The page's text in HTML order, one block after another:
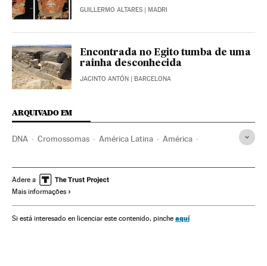
GUILLERMO ALTARES | MADRI
Encontrada no Egito tumba de uma
rainha desconhecida
JACINTO ANTÓN | BARCELONA
ARQUIVADO EM
DNA Cromossomas América Latina América
Ciências naturais Carles Lalueza-Fox
Antropologia
Adere a
Mais informações
Si está interesado en licenciar este contenido, pinche aquí